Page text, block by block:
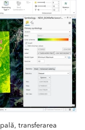
transferarea